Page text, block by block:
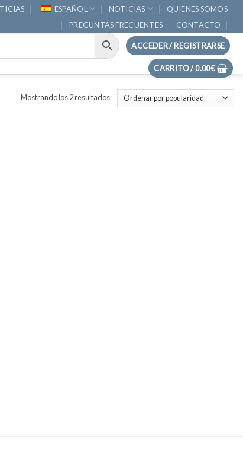
ESPAÑOL NOTICIAS
QUIENES SOMOS
PREGUNTAS FRECUENTES
CONTACTO
ACCEDER / REGISTRARSE
CARRITO /0.00€
Mostrando los 2 resultadosOrdenado
por